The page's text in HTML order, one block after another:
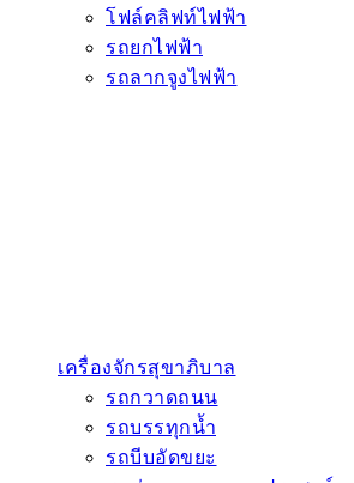
โฟล์คลิฟท์ไฟฟ้า
รถยกไฟฟ้า
รถลากจูงไฟฟ้า
เครื่องจักรสุขาภิบาล
รถกวาดถนน
รถบรรทุกน้ำ
รถบีบอัดขยะ